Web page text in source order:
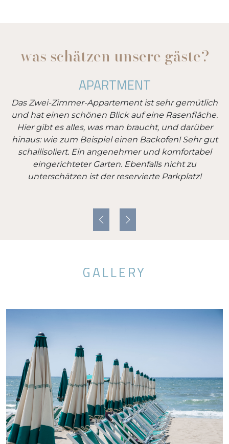
was schätzen unsere gäste?
APARTMENT
Das Zwei-Zimmer-Appartement ist sehr gemütlich
und hat einen schönen Blick auf eine Rasenfläche.
Hier gibt es alles, was man braucht, und darüber
hinaus: wie zum Beispiel einen Backofen! Sehr gut
schallisoliert. Ein angenehmer und komfortabel
eingerichteter Garten. Ebenfalls nicht zu
unterschätzen ist der reservierte Parkplatz!
GALLERY